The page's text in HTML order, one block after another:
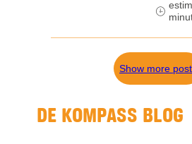
Show more
DE KOMPASS BLOG